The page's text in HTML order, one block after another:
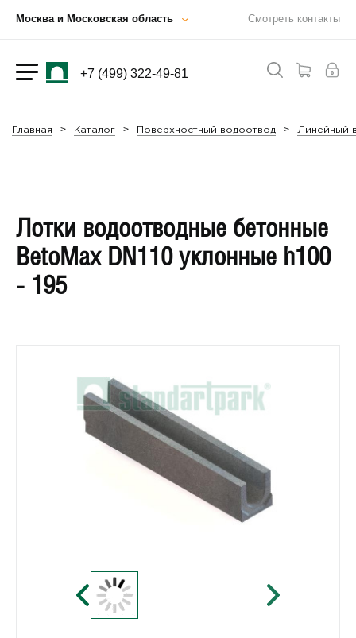
Москва и Московская область Смотреть контакты
+7 (499) 322-49-81
Главная Каталог Поверхностный водоотвод Линейный
Лотки водоотводные бетонные
BetoMax DN110 уклонные h100
- 195